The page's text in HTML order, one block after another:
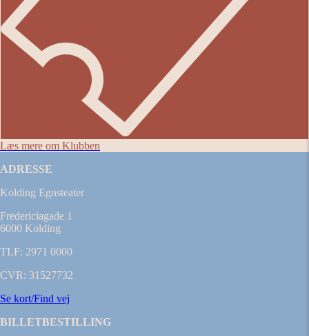
Læs mere om Klubben
ADRESSE
Kolding Egnsteater
Fredericiagade 1
6000 Kolding
TLF: 2971 0000
CVR: 31527732
Se kort/Find vej
BILLETBESTILLING